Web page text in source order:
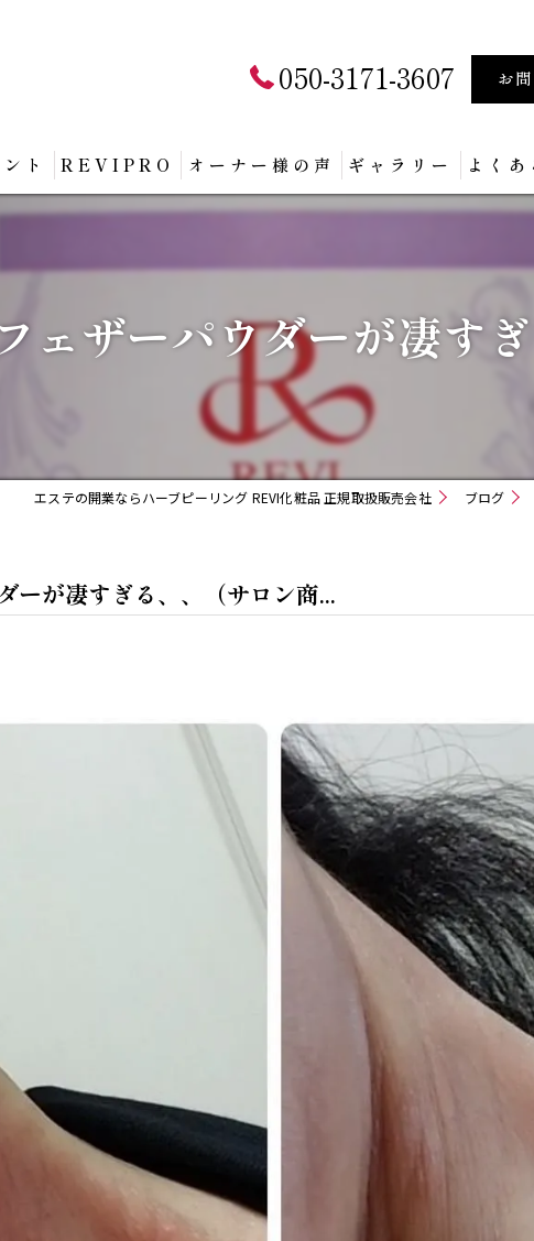
050-3171-3607 お
ト REVIPRO オーナー様の声 ギャラリー よくあ
ザーパウダーが凄す
エステの開業ならハーブピーリング REVI化粧品 正規取扱販売会社 ブログ
が凄すぎる、、（サロン商...